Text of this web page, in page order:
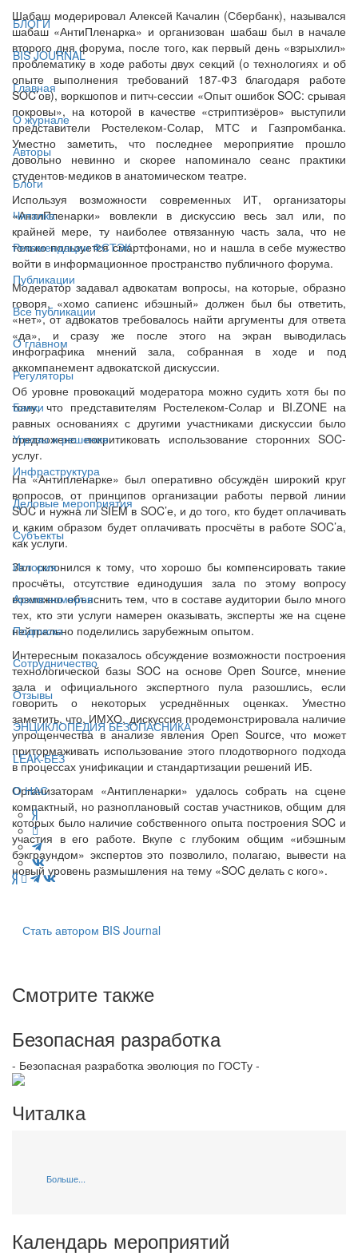
БЛОГИ
BIS JOURNAL
Главная
О журнале
Авторы
Блоги
Читалка
Рекомендации ФСТЭК
Публикации
Все публикации
О главном
Регуляторы
Банки
Угрозы и решения
Инфраструктура
Деловые мероприятия
Субъекты
История
Архив номеров
Подписка
Сотрудничество
Отзывы
ЭНЦИКЛОПЕДИЯ БЕЗОПАСНИКА
LEAK-БЕЗ
О НАС
Шабаш модерировал Алексей Качалин (Сбербанк), назывался
шабаш «АнтиПленарка» и организован шабаш был в начале
второго дня форума, после того, как первый день «взрыхлил»
проблематику в ходе работы двух секций (о технологиях и об
опыте выполнения требований 187-ФЗ благодаря работе
SOC’ов), воркшопов и питч-сессии «Опыт ошибок SOC: срывая
покровы», на которой в качестве «стриптизёров» выступили
представители Ростелеком-Солар, МТС и Газпромбанка.
Уместно заметить, что последнее мероприятие прошло
довольно невинно и скорее напоминало сеанс практики
студентов-медиков в анатомическом театре.
Используя возможности современных ИТ, организаторы
«АнтиПленарки» вовлекли в дискуссию весь зал или, по
крайней мере, ту наиболее отвязанную часть зала, что не
только пользуется смартфонами, но и нашла в себе мужество
войти в информационное пространство публичного форума.
Модератор задавал адвокатам вопросы, на которые, образно
говоря, «хомо сапиенс ибэшный» должен был бы ответить,
«нет», от адвокатов требовалось найти аргументы для ответа
«да», и сразу же после этого на экран выводилась
инфографика мнений зала, собранная в ходе и под
аккомпанемент адвокатской дискуссии.
Об уровне провокаций модератора можно судить хотя бы по
тому, что представителям Ростелеком-Солар и BI.ZONE на
равных основаниях с другими участниками дискуссии было
предложено покритиковать использование сторонних SOC-
услуг.
На «Антипленарке» был оперативно обсуждён широкий круг
вопросов, от принципов организации работы первой линии
SOC и нужна ли SIEM в SOC’е, и до того, кто будет оплачивать
и каким образом будет оплачивать просчёты в работе SOC’а,
как услуги.
Зал склонился к тому, что хорошо бы компенсировать такие
просчёты, отсутствие единодушия зала по этому вопросу
возможно объяснить тем, что в составе аудитории было много
тех, кто эти услуги намерен оказывать, эксперты же на сцене
нейтрально поделились зарубежным опытом.
Интересным показалось обсуждение возможности построения
технологической базы SOC на основе Open Source, мнение
зала и официального экспертного пула разошлись, если
говорить о некоторых усреднённых оценках. Уместно
заметить, что, ИМХО, дискуссия продемонстрировала наличие
упрощенчества в анализе явления Open Source, что может
притормаживать использование этого плодотворного подхода
в процессах унификации и стандартизации решений ИБ.
Организаторам «Антипленарки» удалось собрать на сцене
компактный, но разноплановый состав участников, общим для
которых было наличие собственного опыта построения SOC и
участия в его работе. Вкупе с глубоким общим «ибэшным
бэкграундом» экспертов это позволило, полагаю, вывести на
новый уровень размышления на тему «SOC делать с кого».
Стать автором BIS Journal
Смотрите также
Безопасная разработка
- Безопасная разработка эволюция по ГОСТу -
Читалка
Больше...
Календарь мероприятий